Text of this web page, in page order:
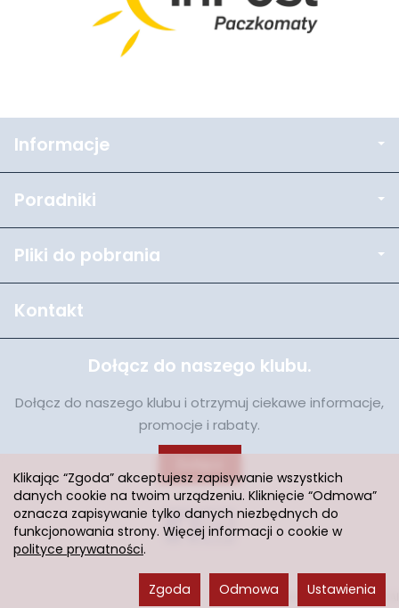
Informacje
Poradniki
Pliki do pobrania
Kontakt
Dołącz do naszego klubu.
Dołącz do naszego klubu i otrzymuj ciekawe informacje,
promocje i rabaty.
Sklep internetowy SOTESHOP AI
Klikając “Zgoda” akceptujesz zapisywanie wszystkich
danych cookie na twoim urządzeniu. Kliknięcie “Odmowa”
oznacza zapisywanie tylko danych niezbędnych do
funkcjonowania strony. Więcej informacji o cookie w
polityce prywatności.
Ustawienia
Odmowa
Zgoda